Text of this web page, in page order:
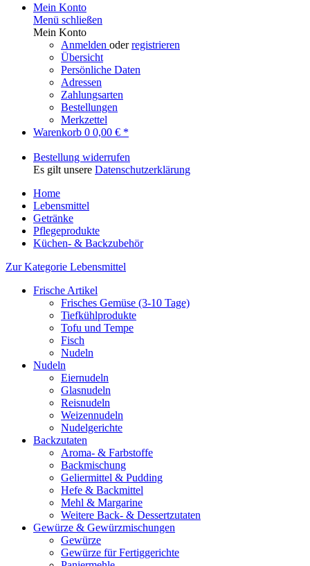
Mein Konto
Menü schließen
Mein Konto
Anmelden oderregistrieren
Übersicht
Persönliche Daten
Adressen
Zahlungsarten
Bestellungen
Merkzettel
Warenkorb 0 0,00 € *
Bestellung widerrufen
Es gilt unsere Datenschutzerklärung
Home
Lebensmittel
Getränke
Pflegeprodukte
Küchen- & Backzubehör
Zur Kategorie Lebensmittel
Frische Artikel
Frisches Gemüse (3-10 Tage)
Tiefkühlprodukte
Tofu und Tempe
Fisch
Nudeln
Nudeln
Eiernudeln
Glasnudeln
Reisnudeln
Weizennudeln
Nudelgerichte
Backzutaten
Aroma- & Farbstoffe
Backmischung
Geliermittel & Pudding
Hefe & Backmittel
Mehl & Margarine
Weitere Back- & Dessertzutaten
Gewürze & Gewürzmischungen
Gewürze
Gewürze für Fertiggerichte